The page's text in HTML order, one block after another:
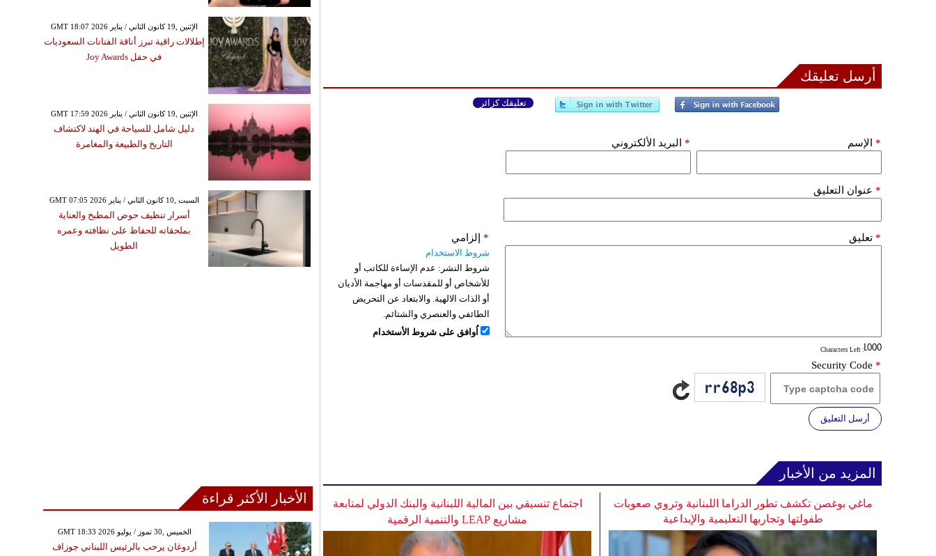
أرسل تعليقك
تعليقك كزائر
الإسم * البريد الألكتروني *
عنوان التعليق *
تعليق *
: Characters Left
إلزامي *
شروط الاستخدام
شروط النشر: عدم الإساءة للكاتب أو
للأشخاص أو للمقدسات أو مهاجمة الأديان
أو الذات الالهية. والابتعاد عن التحريض
الطائفي والعنصري والشتائم.
اُوافق على شروط الأستخدام
Security Code *
أرسل التعليق
المزيد من الأخبار
اجتماع تنسيقي بين المالية اللبنانية والبنك الدولي لمتابعة
مشاريع LEAP والتنمية الرقمية
ماغي بوغصن تكشف تطور الدراما اللبنانية وتروي صعوبات
طفولتها وتجاربها التعليمية والإبداعية
GMT 18:07 2026 الإثنين ,19 كانون الثاني / يناير
إطلالات راقية تبرز أناقة الفنانات السعوديات
في حفل Joy Awards
GMT 17:59 2026 الإثنين ,19 كانون الثاني / يناير
دليل شامل للسياحة في الهند لاكتشاف
التاريخ والطبيعة والمغامرة
GMT 07:05 2026 السبت ,10 كانون الثاني / يناير
أسرار تنظيف حوض المطبخ والعناية
بملحقاته للحفاظ على نظافته وعمره
الطويل
الأخبار الأكثر قراءة
GMT 18:33 2026 الخميس ,30 تموز / يوليو
أردوغان يرحب بالرئيس اللبناني جوزاف